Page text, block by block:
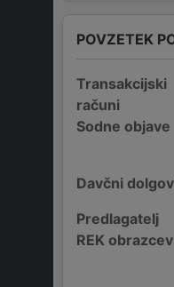
POVZETEK
Transakcijski
računi
Sodne objave
Davčni
Predlagatelj
REK obrazcev